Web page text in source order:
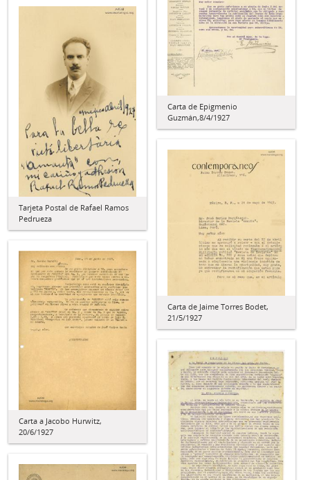
Carta de Epigmenio
Guzmán,8/4/1927
Tarjeta Postal de Rafael Ramos
Pedrueza
Carta de Jaime Torres Bodet,
21/5/1927
Carta a Jacobo Hurwitz,
20/6/1927